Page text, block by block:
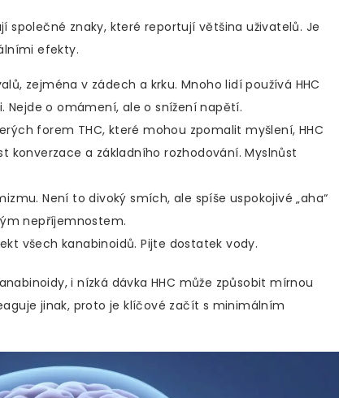
společné znaky, které reportují většina uživatelů. Je
efekty.
zejména v zádech a krku. Mnoho lidí používá HHC
Nejde o omámení, ale o snížení napětí.
forem THC, které mohou zpomalit myšlení, HHC
konverzace a základního rozhodování. Myslnůst
Není to divoký smích, ale spíše uspokojivé „aha“
nepříjemnostem.
všech kanabinoidů. Pijte dostatek vody.
i nízká dávka HHC může způsobit mírnou
jinak, proto je klíčové začít s minimálním